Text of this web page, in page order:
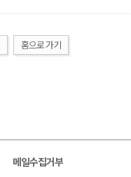
홈으로 가기
메일수집거부